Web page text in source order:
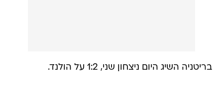
בריטניה השיג היום ניצחון שני, 1:2 על הולנד.